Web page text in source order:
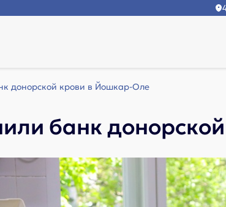
донорской крови в Йошкар-Оле
банк